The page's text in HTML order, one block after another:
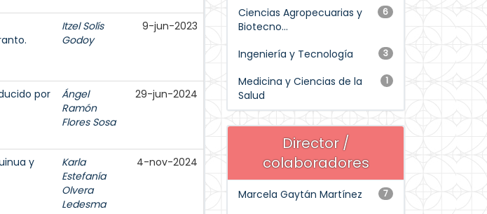
Itzel Solís
Godoy
9-jun-2023
por
Ángel
Ramón
Flores Sosa
29-jun-2024
y
Karla
Estefanía
Olvera
Ledesma
4-nov-2024
6
Ciencias Agropecuarias y
Biotecno...
3
Ingeniería y Tecnología
1
Medicina y Ciencias de la
Salud
Director /
colaboradores
7
Marcela Gaytán Martínez